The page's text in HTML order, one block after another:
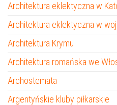
Architektura eklektyczna w
Architektura eklektyczna w
Architektura Krymu
Architektura romańska we
Archostemata
Argentyńskie kluby piłkarskie